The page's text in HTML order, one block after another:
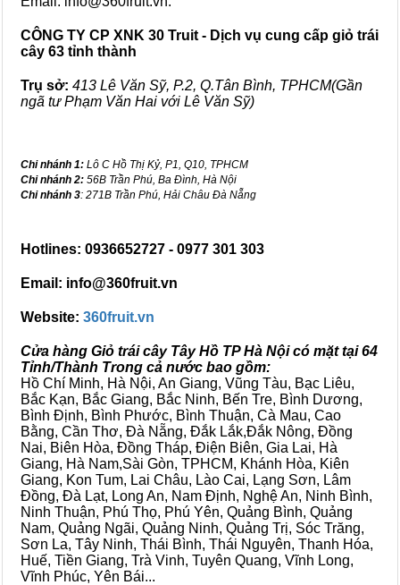
CÔNG TY CP XNK 30 Truit - Dịch vụ cung cấp giỏ trái
cây 63 tỉnh thành
Trụ sở: 413 Lê Văn Sỹ, P.2, Q.Tân Bình, TPHCM(Gần
ngã tư Phạm Văn Hai với Lê Văn Sỹ)
Chi nhánh 1: Lô C Hồ Thị Kỷ, P1, Q10, TPHCM
Chi nhánh 2: 56B Trần Phú, Ba Đình, Hà Nội
Chi nhánh 3: 271B Trần Phú, Hải Châu Đà Nẵng
Hotlines: 0936652727 - 0977 301 303
Email: info@360fruit.vn
Website: 360fruit.vn
Cửa hàng Giỏ trái cây Tây Hồ TP Hà Nội có mặt tại 64
Tỉnh/Thành Trong cả nước bao gồm:
Hồ Chí Minh, Hà Nội, An Giang, Vũng Tàu, Bạc Liêu,
Bắc Kạn, Bắc Giang, Bắc Ninh, Bến Tre, Bình Dương,
Bình Định, Bình Phước, Bình Thuận, Cà Mau, Cao
Bằng, Cần Thơ, Đà Nẵng, Đắk Lắk,Đắk Nông, Đồng
Nai, Biên Hòa, Đồng Tháp, Điện Biên, Gia Lai, Hà
Giang, Hà Nam,Sài Gòn, TPHCM, Khánh Hòa, Kiên
Giang, Kon Tum, Lai Châu, Lào Cai, Lạng Sơn, Lâm
Đồng, Đà Lạt, Long An, Nam Định, Nghệ An, Ninh Bình,
Ninh Thuận, Phú Thọ, Phú Yên, Quảng Bình, Quảng
Nam, Quảng Ngãi, Quảng Ninh, Quảng Trị, Sóc Trăng,
Sơn La, Tây Ninh, Thái Bình, Thái Nguyên, Thanh Hóa,
Huế, Tiền Giang, Trà Vinh, Tuyên Quang, Vĩnh Long,
Vĩnh Phúc, Yên Bái...